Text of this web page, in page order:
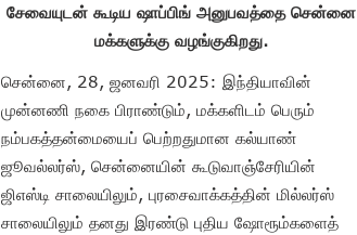
சேவையுடன் கூடிய ஷாப்பிங் அனுபவத்தை சென்னை
மக்களுக்கு வழங்குகிறது.
சென்னை, 28, ஜனவரி 2025: இந்தியாவின்
முன்னணி நகை பிராண்டும், மக்களிடம் பெரும்
நம்பகத்தன்மையைப் பெற்றதுமான கல்யாண்
ஜூவல்லர்ஸ், சென்னையின் கூடுவாஞ்சேரியின்
ஜிஎஸ்டி சாலையிலும், புரசைவாக்கத்தின் மில்லர்ஸ்
சாலையிலும் தனது இரண்டு புதிய ஷோரூம்களைத்